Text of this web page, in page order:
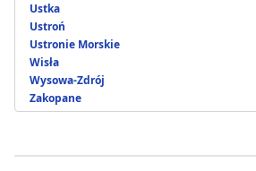
Ustka
Ustroń
Ustronie Morskie
Wisła
Wysowa-Zdrój
Zakopane